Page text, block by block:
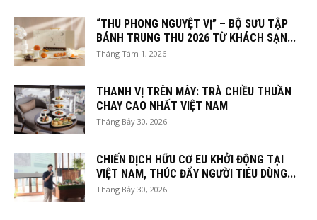
“THU PHONG NGUYỆT VỊ” – BỘ SƯU TẬP
BÁNH TRUNG THU 2026 TỪ KHÁCH SẠN...
Tháng Tám 1, 2026
THANH VỊ TRÊN MÂY: TRÀ CHIỀU THUẦN
CHAY CAO NHẤT VIỆT NAM
Tháng Bảy 30, 2026
CHIẾN DỊCH HỮU CƠ EU KHỞI ĐỘNG TẠI
VIỆT NAM, THÚC ĐẨY NGƯỜI TIÊU DÙNG...
Tháng Bảy 30, 2026